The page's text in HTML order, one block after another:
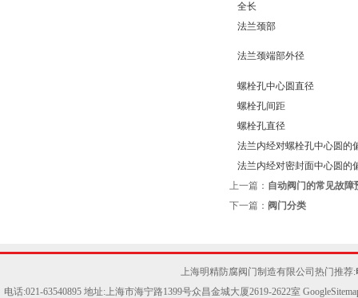
全长
法兰颈部
法兰颈端部外径
螺栓孔中心圆直径
螺栓孔间距
螺栓孔直径
法兰内经对螺栓孔中心圆的
法兰内经对密封面中心圆的
上一篇： 自动阀门的常见故障
下一篇： 阀门分类
上海明精防腐阀门制造有限公司热门推荐:
电话:021-63540895 地址:上海市海宁路1399号众昌金城大厦2619-2622室